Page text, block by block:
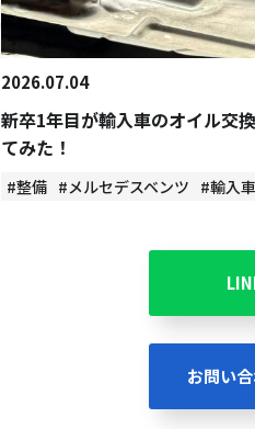
お問い
2026.07.04
新卒1年目が輸入車のオイル交
てみた！
#整備 #メルセデスベンツ #輸入車